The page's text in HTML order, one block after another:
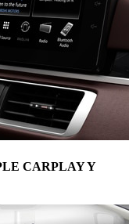
CARPLAY Y